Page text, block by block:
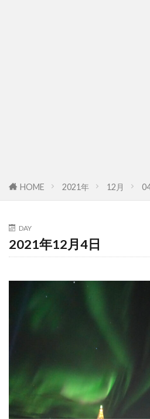
HOME 2021年 12月
DAY
2021年12月4日